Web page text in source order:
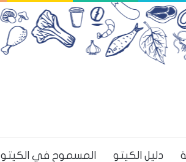
دليل الكيتو المسموح في الكيتو